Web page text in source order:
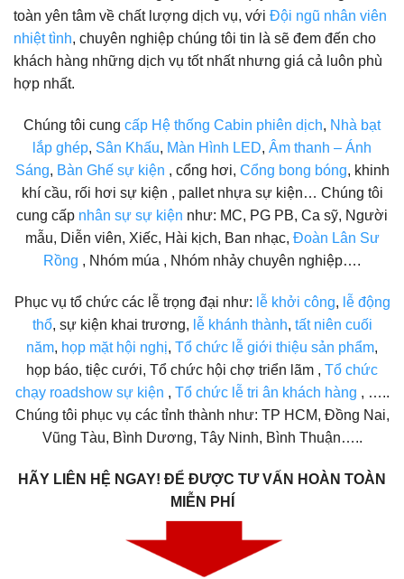
toàn yên tâm về chất lượng dịch vụ, với Đội ngũ nhân viên
nhiệt tình, chuyên nghiệp chúng tôi tin là sẽ đem đến cho
khách hàng những dịch vụ tốt nhất nhưng giá cả luôn phù
hợp nhất.
Chúng tôi cung cấp Hệ thống Cabin phiên dịch, Nhà bạt
lắp ghép, Sân Khấu, Màn Hình LED, Âm thanh – Ánh
Sáng, Bàn Ghế sự kiện , cổng hơi, Cổng bong bóng, khinh
khí cầu, rối hơi sự kiện , pallet nhựa sự kiện… Chúng tôi
cung cấp nhân sự sự kiện như: MC, PG PB, Ca sỹ, Người
mẫu, Diễn viên, Xiếc, Hài kịch, Ban nhạc, Đoàn Lân Sư
Rồng , Nhóm múa , Nhóm nhảy chuyên nghiệp….
Phục vụ tổ chức các lễ trọng đại như: lễ khởi công, lễ động
thổ, sự kiện khai trương, lễ khánh thành, tất niên cuối
năm, họp mặt hội nghị, Tổ chức lễ giới thiệu sản phẩm,
họp báo, tiệc cưới, Tổ chức hội chợ triển lãm , Tổ chức
chạy roadshow sự kiện , Tổ chức lễ tri ân khách hàng , …..
Chúng tôi phục vụ các tỉnh thành như: TP HCM, Đồng Nai,
Vũng Tàu, Bình Dương, Tây Ninh, Bình Thuận…..
HÃY LIÊN HỆ NGAY! ĐỂ ĐƯỢC TƯ VẤN HOÀN TOÀN
MIỄN PHÍ